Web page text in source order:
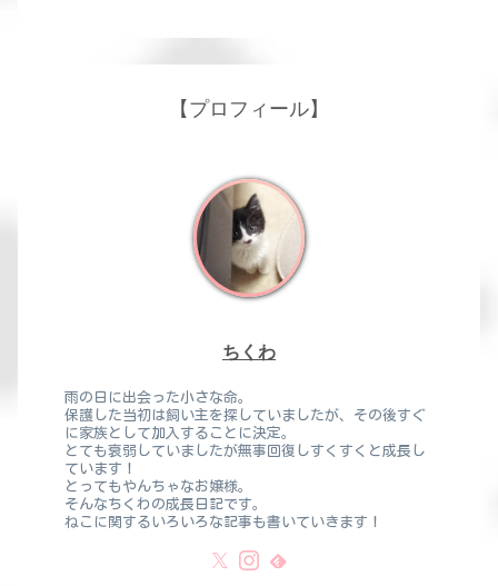
【プロフィール】
ちくわ
雨の日に出会った小さな命。
保護した当初は飼い主を探していましたが、その後すぐ
に家族として加入することに決定。
とても衰弱していましたが無事回復しすくすくと成長し
ています！
とってもやんちゃなお嬢様。
そんなちくわの成長日記です。
ねこに関するいろいろな記事も書いていきます！